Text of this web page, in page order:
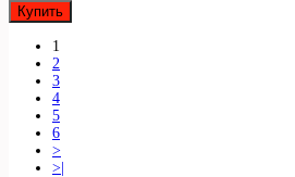
Купить
1
2
3
4
5
6
>
>|